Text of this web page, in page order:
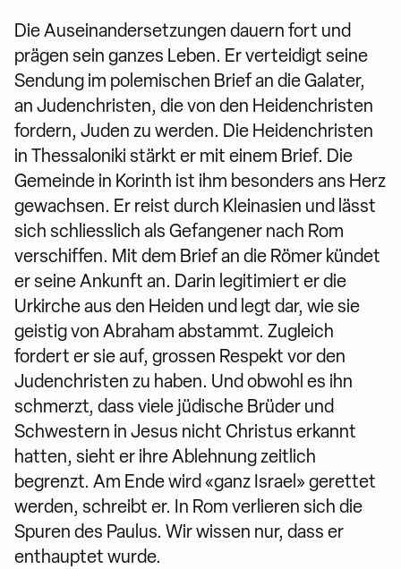
Die Auseinandersetzungen dauern fort und
prägen sein ganzes Leben. Er verteidigt seine
Sendung im polemischen Brief an die Galater,
an Judenchristen, die von den Heidenchristen
fordern, Juden zu werden. Die Heidenchristen
in Thessaloniki stärkt er mit einem Brief. Die
Gemeinde in Korinth ist ihm besonders ans Herz
gewachsen. Er reist durch Kleinasien und lässt
sich schliesslich als Gefangener nach Rom
verschiffen. Mit dem Brief an die Römer kündet
er seine Ankunft an. Darin legitimiert er die
Urkirche aus den Heiden und legt dar, wie sie
geistig von Abraham abstammt. Zugleich
fordert er sie auf, grossen Respekt vor den
Judenchristen zu haben. Und obwohl es ihn
schmerzt, dass viele jüdische Brüder und
Schwestern in Jesus nicht Christus erkannt
hatten, sieht er ihre Ablehnung zeitlich
begrenzt. Am Ende wird «ganz Israel» gerettet
werden, schreibt er. In Rom verlieren sich die
Spuren des Paulus. Wir wissen nur, dass er
enthauptet wurde.